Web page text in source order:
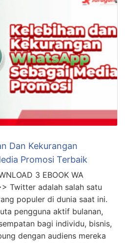
Dan Kekurangan
Promosi Terbaik
3 EBOOK WA
Twitter adalah salah satu
populer di dunia saat ini.
pengguna aktif bulanan,
bagi individu, bisnis,
dengan audiens mereka